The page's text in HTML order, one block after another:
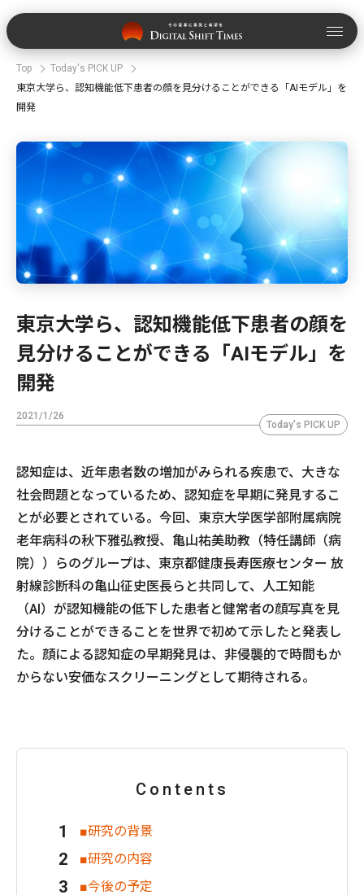
Top
Today's PICK UP
東京大学ら、認知機能低下患者の顔を見分けることができる「AIモデル」を
開発
東京大学ら、認知機能低下患者の顔を
見分けることができる「AIモデル」を
開発
2021/1/26
Today's PICK UP
認知症は、近年患者数の増加がみられる疾患で、大きな
社会問題となっているため、認知症を早期に発見するこ
とが必要とされている。今回、東京大学医学部附属病院
老年病科の秋下雅弘教授、亀山祐美助教（特任講師（病
院））らのグループは、東京都健康長寿医療センター 放
射線診断科の亀山征史医長らと共同して、人工知能
（AI）が認知機能の低下した患者と健常者の顔写真を見
分けることができることを世界で初めて示したと発表し
た。顔による認知症の早期発見は、非侵襲的で時間もか
からない安価なスクリーニングとして期待される。
Contents
■研究の背景
■研究の内容
■今後の予定